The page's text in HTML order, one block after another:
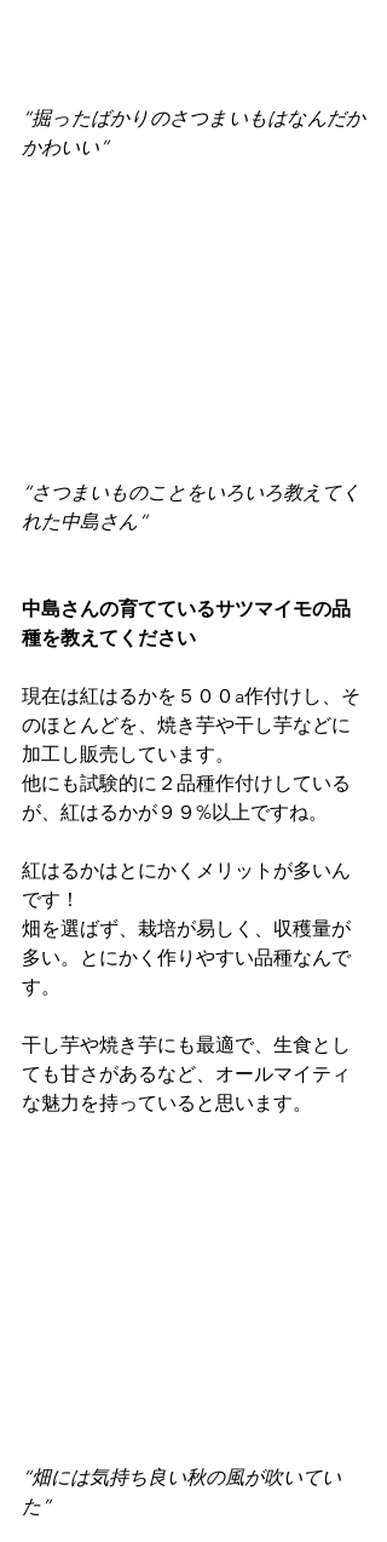
“掘ったばかりのさつまいもはなんだか
かわいい”
“さつまいものことをいろいろ教えてく
れた中島さん”
中島さんの育てているサツマイモの品
種を教えてください
現在は紅はるかを５００a作付けし、そ
のほとんどを、焼き芋や干し芋などに
加工し販売しています。
他にも試験的に２品種作付けしている
が、紅はるかが９９%以上ですね。
紅はるかはとにかくメリットが多いん
です！
畑を選ばず、栽培が易しく、収穫量が
多い。とにかく作りやすい品種なんで
す。
干し芋や焼き芋にも最適で、生食とし
ても甘さがあるなど、オールマイティ
な魅力を持っていると思います。
“畑には気持ち良い秋の風が吹いてい
た”